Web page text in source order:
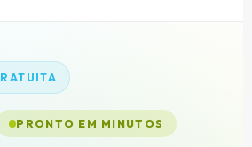
PRONTO EM MINUTOS